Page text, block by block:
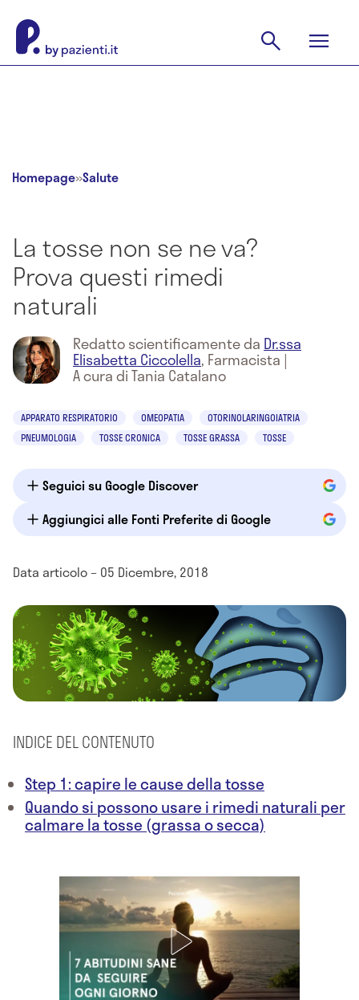
Homepage»Salute
La tosse non se ne va?
Prova questi rimedi
naturali
Redatto scientificamente da Dr.ssa
Elisabetta Ciccolella, Farmacista |
A cura di Tania Catalano
APPARATO RESPIRATORIO OMEOPATIA
OTORINOLARINGOIATRIA
PNEUMOLOGIA
TOSSE CRONICA TOSSE GRASSA TOSSE
Seguici su Google Discover
Aggiungici alle Fonti Preferite di Google
Data articolo – 05 Dicembre, 2018
INDICE DEL CONTENUTO
Step 1: capire le cause della tosse
Quando si possono usare i rimedi naturali per
calmare la tosse (grassa o secca)